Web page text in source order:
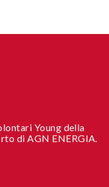
Young della
di AGN ENERGIA.